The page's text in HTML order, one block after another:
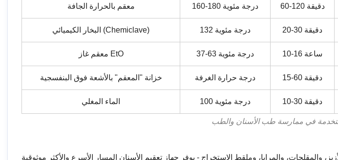
في ممارسة طب الأسنان والطب
معقم بالحرارة الجافة 160-180 درجة مئوية 60-120 دقيقة
البخار الكيميائي (Chemiclave) 132 درجة مئوية 20-30 دقيقة
معقم غاز EtO 37-63 درجة مئوية 10-16 ساعة
خزانة "المعقم" بالأشعة فوق البنفسجية درجة حرارة الغرفة 15-60 دقيقة
الماء المغلي 100 درجة مئوية 10-30 دقيقة
والمقلحات، والمرايا، وملقط الاستخراج - يوفر جهاز تعقيم الأسنان المسار الأسرع والأكثر موثوقية